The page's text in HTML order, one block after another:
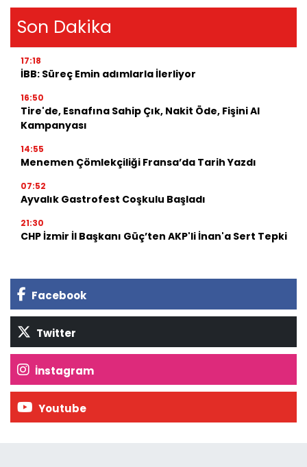
Son Dakika
17:18
İBB: Süreç Emin adımlarla İlerliyor
16:50
Tire'de, Esnafına Sahip Çık, Nakit Öde, Fişini Al
Kampanyası
14:55
Menemen Çömlekçiliği Fransa’da Tarih Yazdı
07:52
Ayvalık Gastrofest Coşkulu Başladı
21:30
CHP İzmir İl Başkanı Güç’ten AKP'li İnan'a Sert Tepki
Facebook
Twitter
İnstagram
Youtube